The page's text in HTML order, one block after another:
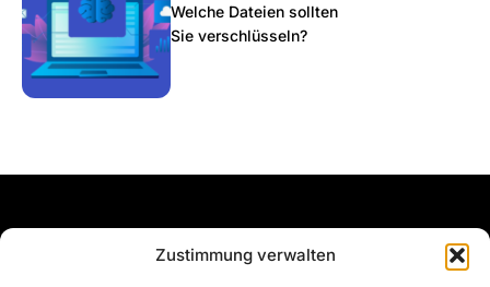
Zustimmung verwalten
Welche Dateien sollten
Sie verschlüsseln?
Navigati
Vergleic
Rechtlic